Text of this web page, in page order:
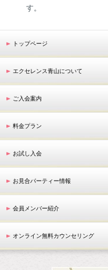
す。
トップページ
エクセレンス青山について
ご入会案内
料金プラン
お試し入会
お見合パーティー情報
会員メンバー紹介
オンライン無料カウンセリング